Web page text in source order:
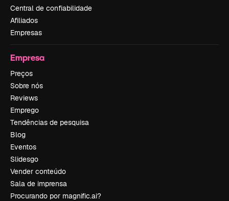
Central de confiabilidade
Afiliados
Empresas
Empresa
Preços
Sobre nós
Reviews
Emprego
Tendências de pesquisa
Blog
Eventos
Slidesgo
Vender conteúdo
Sala de imprensa
Procurando por magnific.ai?